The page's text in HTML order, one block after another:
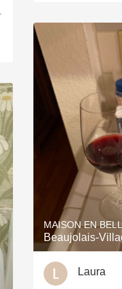
MAISON EN
Beaujolais-
Laura